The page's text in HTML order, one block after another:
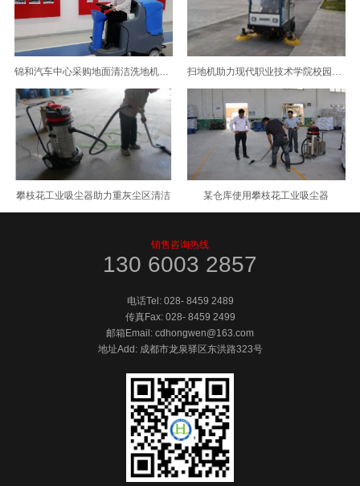
锦和汽车中心采购地面清洁洗地机选择了成都宏雯公司 扫地机助力现代职业技术学院校园清洁
攀枝花工业吸尘器助力重灰尘区清洁 某仓库使用攀枝花工业吸尘器
销售咨询热线
130 6003 2857
电话Tel: 028- 8459 2489
传真Fax: 028- 8459 2499
邮箱Email: cdhongwen@163.com
地址Add: 成都市龙泉驿区东洪路323号